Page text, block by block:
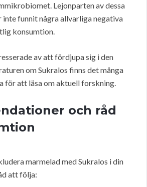
Lejonparten av dessa
inte funnit några allvarliga negativa
konsumtion.
av att fördjupa sig i den
om Sukralos finns det många
för att läsa om aktuell forskning.
och råd
marmelad med Sukralos i din
att följa: